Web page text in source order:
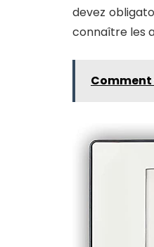
devez
connaître les
Comment